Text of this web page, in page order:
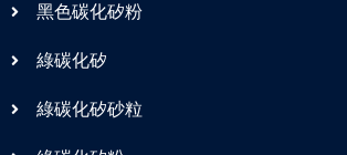
黑色碳化矽粉
綠碳化矽
綠碳化矽砂粒